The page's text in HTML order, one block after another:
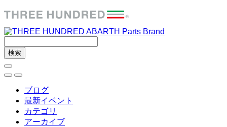
ブログ
最新イベント
カテゴリ
アーカイブ